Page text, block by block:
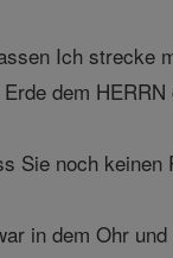
Ich strecke
dem HERRN
Sie noch
in dem Ohr